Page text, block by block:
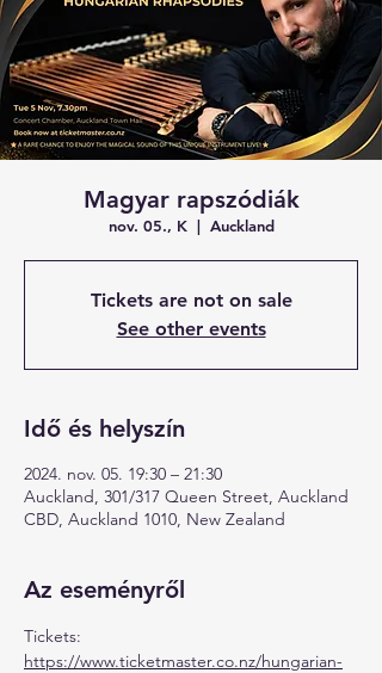
Magyar rapszódiák
nov. 05., K
  |
Auckland
Tickets are not on sale
See other events
Idő és helyszín
2024. nov. 05. 19:30 – 21:30
Auckland, 301/317 Queen Street, Auckland
CBD, Auckland 1010, New Zealand
Az eseményről
Tickets:
https://www.ticketmaster.co.nz/hungarian-